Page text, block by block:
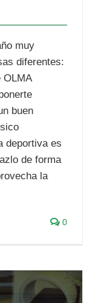
muy
diferentes:
buen
deportiva es
de forma
la
0